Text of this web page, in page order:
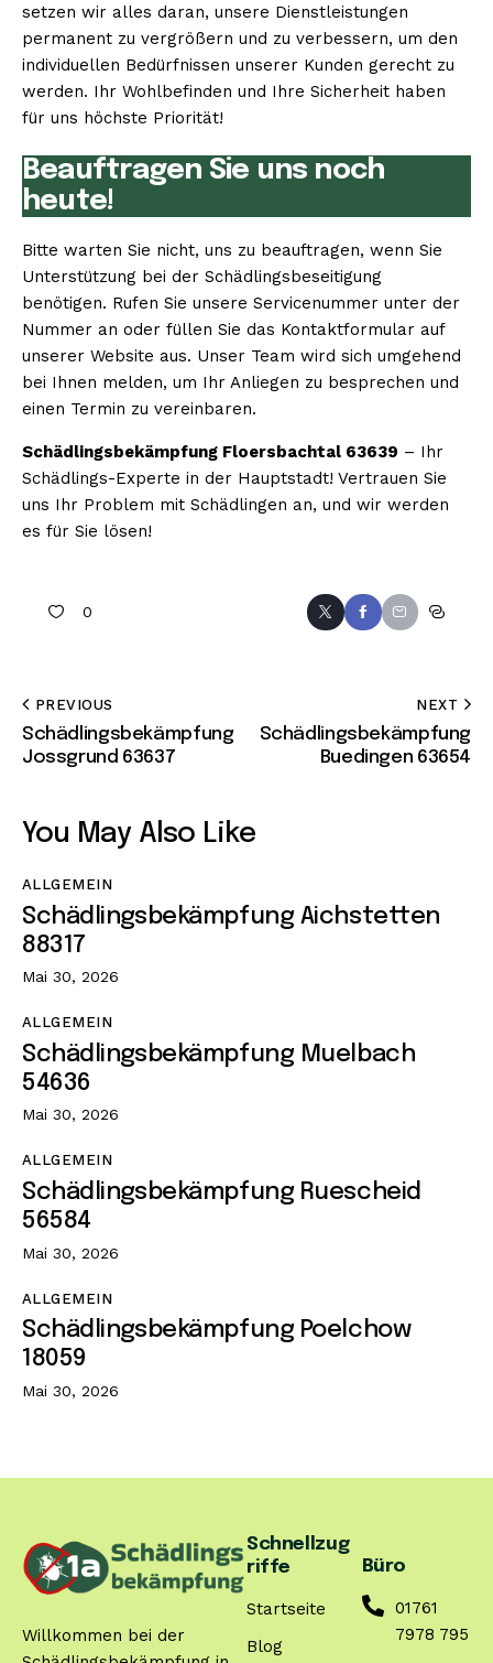
setzen wir alles daran, unsere Dienstleistungen
permanent zu vergrößern und zu verbessern, um den
individuellen Bedürfnissen unserer Kunden gerecht zu
werden. Ihr Wohlbefinden und Ihre Sicherheit haben
für uns höchste Priorität!
Beauftragen Sie uns noch
heute!
Bitte warten Sie nicht, uns zu beauftragen, wenn Sie
Unterstützung bei der Schädlingsbeseitigung
benötigen. Rufen Sie unsere Servicenummer unter der
Nummer an oder füllen Sie das Kontaktformular auf
unserer Website aus. Unser Team wird sich umgehend
bei Ihnen melden, um Ihr Anliegen zu besprechen und
einen Termin zu vereinbaren.
Schädlingsbekämpfung Floersbachtal 63639 – Ihr
Schädlings-Experte in der Hauptstadt! Vertrauen Sie
uns Ihr Problem mit Schädlingen an, und wir werden
es für Sie lösen!
0
PREVIOUS
Schädlingsbekämpfung
Jossgrund 63637
NEXT
Schädlingsbekämpfung
Buedingen 63654
You May Also Like
ALLGEMEIN
Schädlingsbekämpfung Aichstetten
88317
Mai 30, 2026
ALLGEMEIN
Schädlingsbekämpfung Muelbach
54636
Mai 30, 2026
ALLGEMEIN
Schädlingsbekämpfung Ruescheid
56584
Mai 30, 2026
ALLGEMEIN
Schädlingsbekämpfung Poelchow
18059
Mai 30, 2026
Willkommen bei der
Schnellzug
riffe
Startseite
Blog
Büro
01761
7978 795